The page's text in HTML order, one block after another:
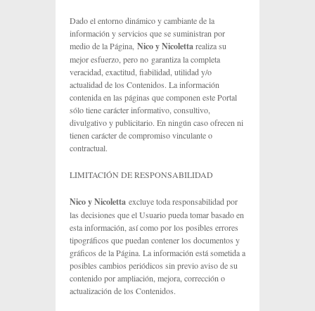
Dado el entorno dinámico y cambiante de la
información y servicios que se suministran por
medio de la Página, Nico y Nicolettarealiza su
mejor esfuerzo, pero no garantiza la completa
veracidad, exactitud, fiabilidad, utilidad y/o
actualidad de los Contenidos. La información
contenida en las páginas que componen este Portal
sólo tiene carácter informativo, consultivo,
divulgativo y publicitario. En ningún caso ofrecen ni
tienen carácter de compromiso vinculante o
contractual.
LIMITACIÓN DE RESPONSABILIDAD
Nico y Nicoletta excluye toda responsabilidad por
las decisiones que el Usuario pueda tomar basado en
esta información, así como por los posibles errores
tipográficos que puedan contener los documentos y
gráficos de la Página. La información está sometida a
posibles cambios periódicos sin previo aviso de su
contenido por ampliación, mejora, corrección o
actualización de los Contenidos.